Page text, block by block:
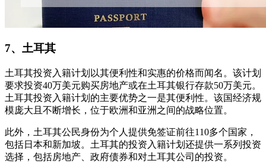
7、土耳其
土耳其投资入籍计划以其便利性和实惠的价格而闻名。该计划
要求投资40万美元购买房地产或在土耳其银行存款50万美元。
土耳其投资入籍计划的主要优势之一是其便利性。该国经济规
模庞大且不断增长，位于欧洲和亚洲之间的战略位置。
此外，土耳其公民身份为个人提供免签证前往110多个国家，
包括日本和新加坡。土耳其的投资入籍计划还提供一系列投资
选择，包括房地产、政府债券和对土耳其公司的投资。